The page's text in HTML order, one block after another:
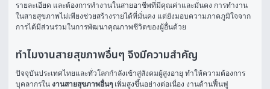
รายละเอียด และต้องการทำงานในสายอาชีพที่มีคุณค่าและมั่นคง การทำงาน
ในสายสุขภาพไม่เพียงช่วยสร้างรายได้ที่มั่นคง แต่ยังมอบความภาคภูมิใจจาก
การได้มีส่วนร่วมในการพัฒนาคุณภาพชีวิตของผู้อื่นด้วย
ทำไมงานสายสุขภาพอื่นๆ จึงมีความสำคัญ
ปัจจุบันประเทศไทยและทั่วโลกกำลังเข้าสู่สังคมผู้สูงอายุ ทำให้ความต้องการ
บุคลากรใน งานสายสุขภาพอื่นๆ เพิ่มสูงขึ้นอย่างต่อเนื่อง งานด้านฟื้นฟู